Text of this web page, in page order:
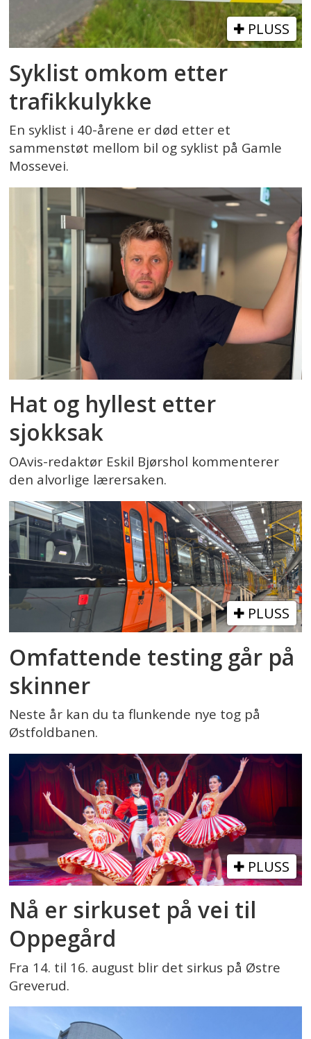
PLUSS
Syklist omkom etter
trafikkulykke
En syklist i 40-årene er død etter et
sammenstøt mellom bil og syklist på Gamle
Mossevei.
Hat og hyllest etter
sjokksak
OAvis-redaktør Eskil Bjørshol kommenterer
den alvorlige lærersaken.
PLUSS
Omfattende testing går på
skinner
Neste år kan du ta flunkende nye tog på
Østfoldbanen.
PLUSS
Nå er sirkuset på vei til
Oppegård
Fra 14. til 16. august blir det sirkus på Østre
Greverud.